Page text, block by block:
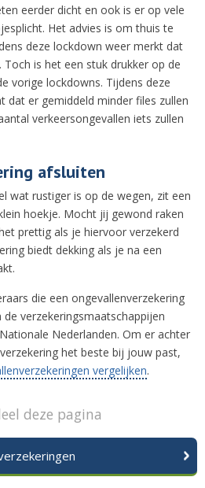
eerder dicht en ook is er op vele
Het advies is om thuis te
deze lockdown weer merkt dat
is het een stuk drukker op de
vorige lockdowns. Tijdens deze
dat er gemiddeld minder files zullen
verkeersongevallen iets zullen
afsluiten
wat rustiger is op de wegen, zit een
hoekje. Mocht jij gewond raken
prettig als je hiervoor verzekerd
biedt dekking als je na een
die een ongevallenverzekering
verzekeringsmaatschappijen
Nederlanden. Om er achter
het beste bij jouw past,
vergelijken.
deze pagina